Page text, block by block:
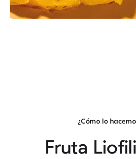
¿Cómo lo
Fruta